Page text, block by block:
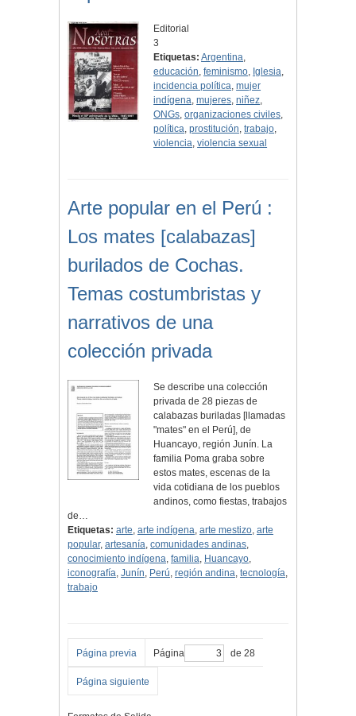
Editorial
3
Etiquetas: Argentina,
educación,feminismo, Iglesia,
incidencia política,mujer
indígena,mujeres,niñez,
ONGs,organizaciones civiles,
política,prostitución,trabajo,
violencia,violencia sexual
Arte popular en el Perú :
Los mates [calabazas]
burilados de Cochas.
Temas costumbristas y
narrativos de una
colección privada
Se describe una colección
privada de 28 piezas de
calabazas buriladas [llamadas
"mates" en el Perú], de
Huancayo, región Junín. La
familia Poma graba sobre
estos mates, escenas de la
vida cotidiana de los pueblos
andinos, como fiestas, trabajos
de…
Etiquetas: arte, arte indígena, arte mestizo, arte
popular, artesanía, comunidades andinas,
conocimiento indígena, familia, Huancayo,
iconografía, Junín, Perú, región andina, tecnología,
trabajo
Página previa Página de 28
Página siguiente